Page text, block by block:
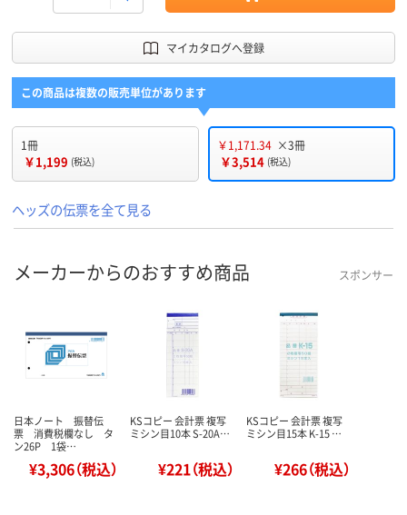
マイカタログへ登録
この商品は複数の販売単位があります
1冊
￥1,199 (税込)
￥1,171.34 ×3冊
￥3,514 (税込)
ヘッズの伝票を全て見る
メーカーからのおすすめ商品 スポンサー
日本ノート 振替伝
票 消費税欄なし タ
ン26P 1袋…
¥3,306（税込）
KSコピー 会計票 複写
ミシン目10本 S-20A…
¥221（税込）
KSコピー 会計票 複写
ミシン目15本 K-15 …
¥266（税込）